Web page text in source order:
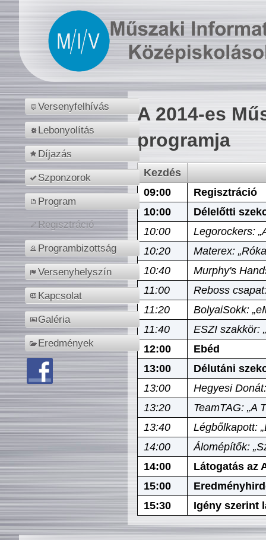
Versenyfelhívás
Lebonyolítás
Díjazás
Szponzorok
Program
Regisztráció
Programbizottság
Versenyhelyszín
Kapcsolat
Galéria
Eredmények
A 2014-es
programja
Kezdés
09:00
Regisztráció
10:00
Délelőtti
10:00
Legorockers:
10:20
Materex:
10:40
Murphy's
11:00
Reboss
11:20
BolyaiSokk:
11:40
ESZI szakkör:
12:00
Ebéd
13:00
Délutáni
13:00
Hegyesi
13:20
TeamTAG: „A
13:40
Légbőlkapott:
14:00
Álomépítők:
14:00
Látogatás az
15:00
15:30
Igény szerint